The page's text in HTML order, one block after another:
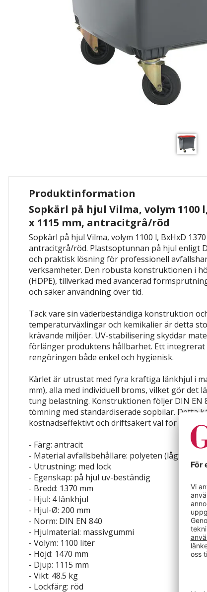
Produktinformation
Sopkärl på hjul Vilma, volym 1100 l,
x 1115 mm, antracitgrå/röd
Sopkärl på hjul Vilma, volym 1100 l, BxHxD
antracitgrå/röd. Plastsoptunnan på hjul enligt
och praktisk lösning för professionell
verksamheter. Den robusta konstruktionen i
(HDPE), tillverkad med avancerad
och säker användning över tid.
Tack vare sin väderbeständiga konstruktion
temperaturväxlingar och kemikalier är detta
krävande miljöer. UV-stabilisering skyddar
förlänger produktens hållbarhet. Ett
rengöringen både enkel och hygienisk.
Kärlet är utrustat med fyra kraftiga länkhjul i
mm), alla med individuell broms, vilket gör det
tung belastning. Konstruktionen följer DIN EN
tömning med standardiserade sopbilar. Detta
kostnadseffektivt och driftsäkert val för
- Färg: antracit
- Material avfallsbehållare: polyeten (lågtrycks-
- Utrustning: med lock
- Egenskap: på hjul uv-beständig
- Bredd: 1370 mm
- Hjul: 4 länkhjul
- Hjul-Ø: 200 mm
- Norm: DIN EN 840
- Hjulmaterial: massivgummi
- Volym: 1100 liter
- Höjd: 1470 mm
- Djup: 1115 mm
- Vikt: 48.5 kg
- Lockfärg: röd